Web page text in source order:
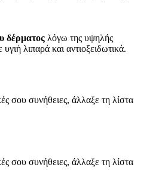
δέρματος λόγω της υψηλής
υγιή λιπαρά και αντιοξειδωτικά.
σου συνήθειες, άλλαξε τη λίστα
σου συνήθειες, άλλαξε τη λίστα